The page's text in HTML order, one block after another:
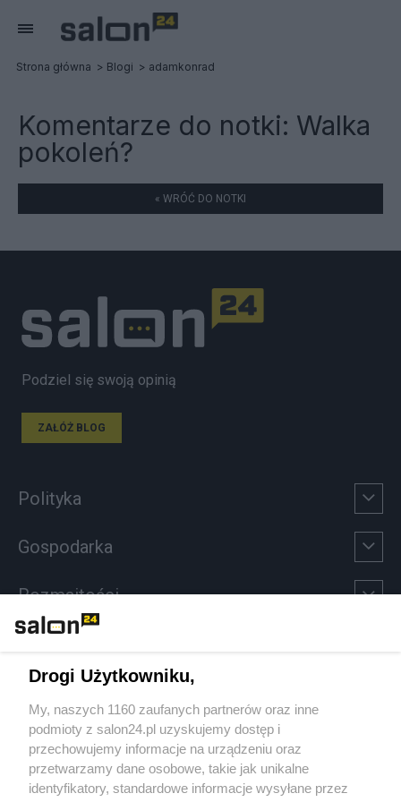
Strona główna Blogi adamkonrad
Komentarze do notki: Walka
pokoleń?
« WRÓĆ DO NOTKI
Podziel się swoją opinią
ZAŁÓŻ BLOG
Polityka
Gospodarka
Rozmaitości
Sport
Społeczeństwo
Kultura
Drogi Użytkowniku,
My, naszych 1160 zaufanych partnerów oraz inne
podmioty z salon24.pl uzyskujemy dostęp i
przechowujemy informacje na urządzeniu oraz
przetwarzamy dane osobowe, takie jak unikalne
identyfikatory, standardowe informacje wysyłane przez